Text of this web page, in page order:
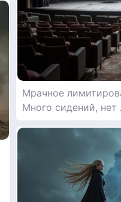
Мрачное
Много сидений, нет